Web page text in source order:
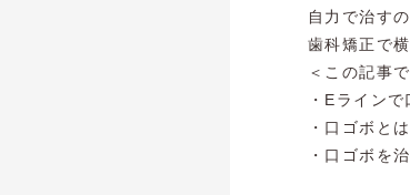
自力で治す
歯科矯正で
＜この記事
・Eライン
・口ゴボと
・口ゴボを